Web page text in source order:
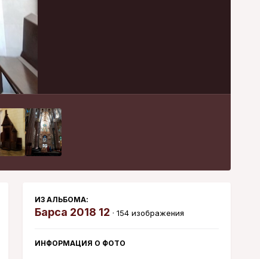
ИЗ АЛЬБОМА:
Барса 2018 12 · 154 изображения
ИНФОРМАЦИЯ О ФОТО